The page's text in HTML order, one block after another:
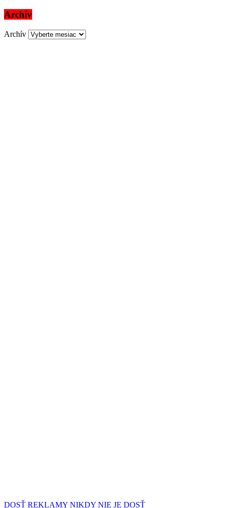
Archív
Archív
DOSŤ REKLAMY NIKDY NIE JE DOSŤ